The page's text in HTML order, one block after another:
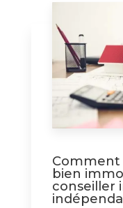
Comment
bien
conseiller